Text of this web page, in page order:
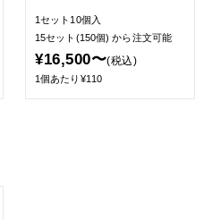
1セット10個入
15セット(150個)から注文可能
¥16,500〜(税込)
1個あたり¥110